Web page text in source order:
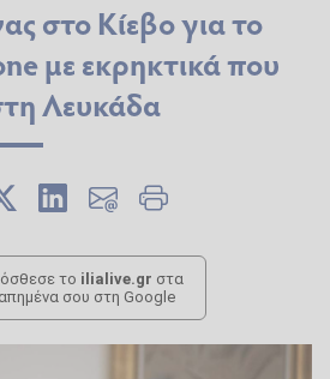
στο Κίεβο για το
με εκρηκτικά που
Λευκάδα
το ilialive.gr στα
σου στη Google